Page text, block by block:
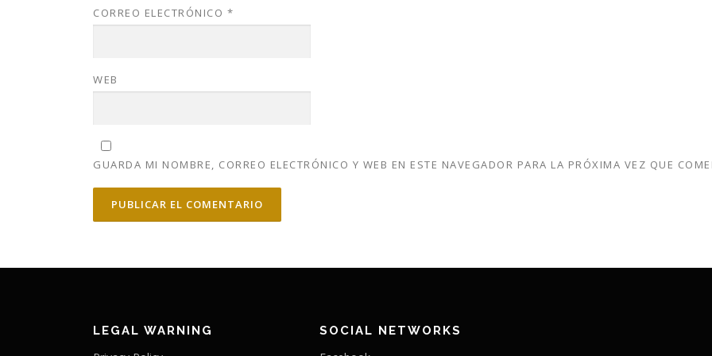
CORREO ELECTRÓNICO *
WEB
GUARDA MI NOMBRE, CORREO ELECTRÓNICO Y WEB EN ESTE NAVEGADOR PARA LA PRÓXIMA VEZ QUE
LEGAL WARNING SOCIAL NETWORKS